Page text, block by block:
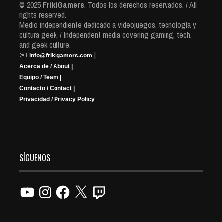
© 2025 FrikiGamers. Todos los derechos reservados. / All
rights reserved.
Medio independiente dedicado a videojuegos, tecnología y
cultura geek. / Independent media covering gaming, tech,
and geek culture.
📧 info@frikigamers.com |
Acerca de / About |
Equipo / Team |
Contacto / Contact |
Privacidad / Privacy Policy
SÍGUENOS
YouTubeInstagramFacebook
X Twitch